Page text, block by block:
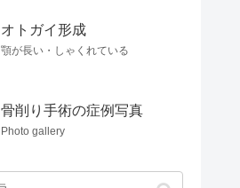
オトガイ形成
顎が長い・しゃくれている
骨削り手術の症例写真
Photo gallery